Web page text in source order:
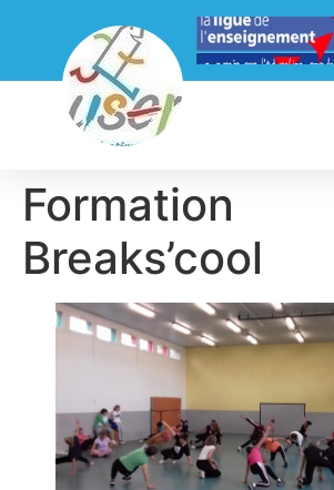
Formation
Breaks’cool